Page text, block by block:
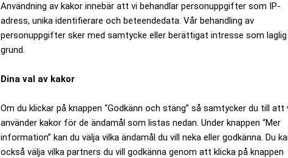
Användning av kakor innebär att vi behandlar personuppgifter som IP-
adress, unika identifierare och beteendedata. Vår behandling av
personuppgifter sker med samtycke eller berättigat intresse som laglig
grund.
Dina val av kakor
Om du klickar på knappen “Godkänn och stäng” så samtycker du till att
använder kakor för de ändamål som listas nedan. Under knappen “Mer
information” kan du välja vilka ändamål du vill neka eller godkänna. Du
också välja vilka partners du vill godkänna genom att klicka på knappen